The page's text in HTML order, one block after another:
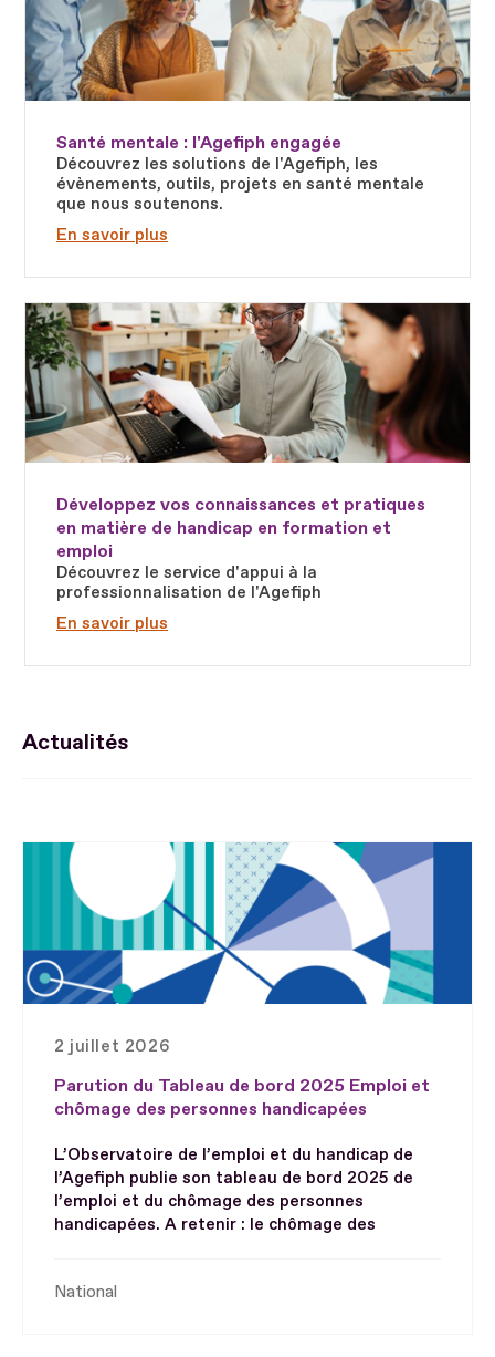
Santé mentale : l'Agefiph engagée
Découvrez les solutions de l'Agefiph, les
évènements, outils, projets en santé mentale
que nous soutenons.
En savoir plus
Développez vos connaissances et pratiques
en matière de handicap en formation et
emploi
Découvrez le service d'appui à la
professionnalisation de l'Agefiph
En savoir plus
Fichier
Actualités
2 juillet 2026
Parution du Tableau de bord 2025 Emploi et
chômage des personnes handicapées
L’Observatoire de l’emploi et du handicap de
l’Agefiph publie son tableau de bord 2025 de
l’emploi et du chômage des personnes
handicapées. A retenir : le chômage des
National